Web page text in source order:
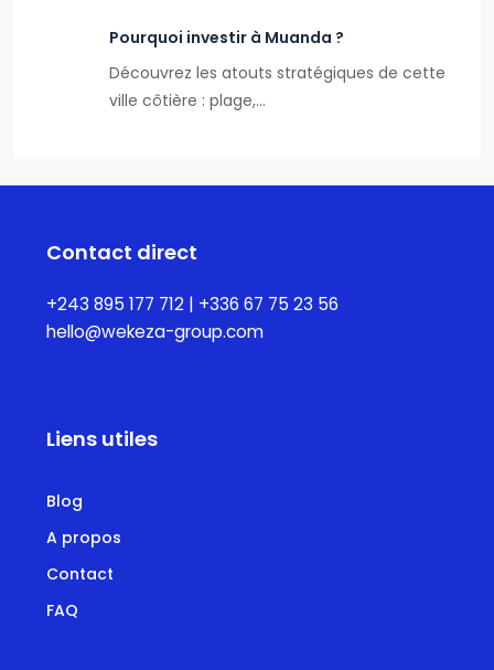
Pourquoi investir à Muanda ?
Découvrez les atouts stratégiques de cette
ville côtière : plage,…
Contact direct
+243 895 177 712 | +336 67 75 23 56
hello@wekeza-group.com
Liens utiles
Blog
A propos
Contact
FAQ